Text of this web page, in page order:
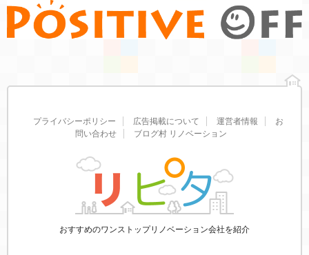
プライバシーポリシー 広告掲載について 運営者情報
お
問い合わせ
ブログ村 リノベーション
おすすめのワンストップリノベーション会社を紹介